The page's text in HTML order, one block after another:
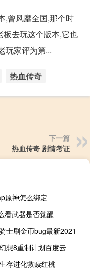
,曾风靡全国,那个时
板去玩这个版本,它也
玩家评为第...
热血传奇
下一篇
热血传奇 剧情考证
原神怎么绑定
看武器是否觉醒
士刷金币bug最新2021
想8重制计划百度云
存进化救赎红桃